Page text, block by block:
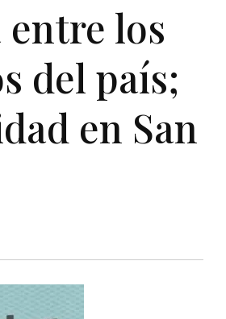
entre los
del país;
en San